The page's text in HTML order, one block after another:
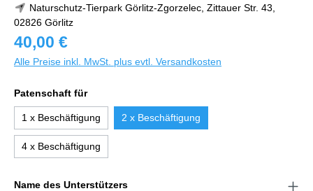
Naturschutz-Tierpark Görlitz-Zgorzelec, Zittauer Str. 43,
02826 Görlitz
40,00 €
Alle Preise inkl. MwSt. plus evtl. Versandkosten
Patenschaft für
1 x Beschäftigung 2 x Beschäftigung
4 x Beschäftigung
Name des Unterstützers